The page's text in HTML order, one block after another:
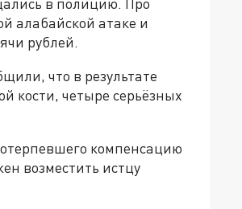
алабайской атаке и
рублей.
что в результате
кости, четыре серьёзных
компенсацию
возместить истцу